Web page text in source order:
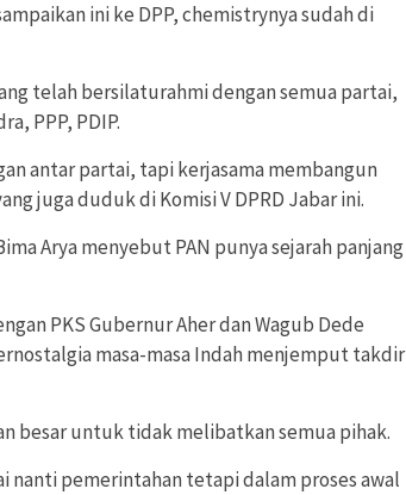
ini ke DPP, chemistrynya sudah di
telah bersilaturahmi dengan semua partai,
PPP, PDIP.
antar partai, tapi kerjasama membangun
juga duduk di Komisi V DPRD Jabar ini.
Arya menyebut PAN punya sejarah panjang
PKS Gubernur Aher dan Wagub Dede
masa-masa Indah menjemput takdir
besar untuk tidak melibatkan semua pihak.
nanti pemerintahan tetapi dalam proses awal